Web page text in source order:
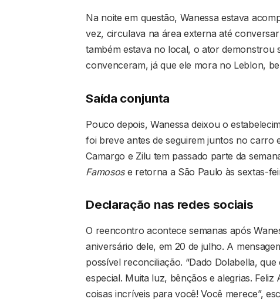
Na noite em questão, Wanessa estava
vez, circulava na área externa até
também estava no local, o ator demonstrou
convenceram, já que ele mora no Leblon,
Saída conjunta
Pouco depois, Wanessa deixou o
foi breve antes de seguirem juntos no carro
Camargo e Zilu tem passado parte da
Famosose retorna a São Paulo às sextas-
Declaração nas redes sociais
O reencontro acontece semanas após
aniversário dele, em 20 de julho. A
possível reconciliação. “Dado Dolabella,
especial. Muita luz, bênçãos e alegrias.
coisas incríveis para você! Você merece”,